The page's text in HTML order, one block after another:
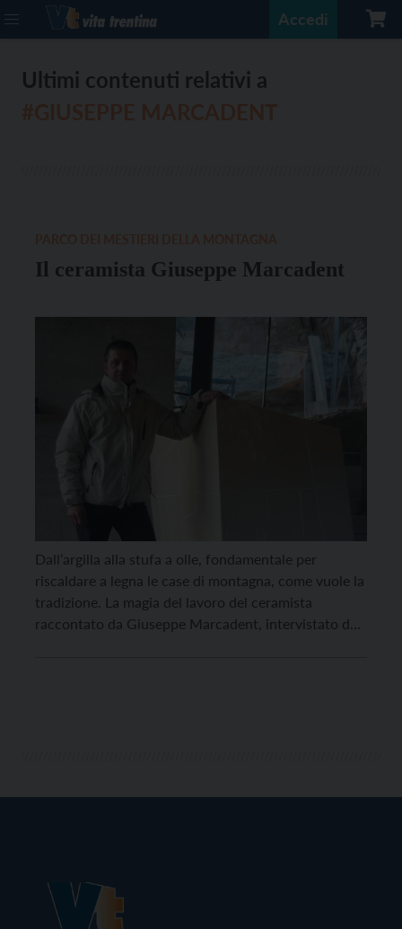
Accedi
Ultimi contenuti relativi a
Il ceramista Giuseppe Marcadent
Dall’argilla alla stufa a olle, fondamentale per
riscaldare a legna le case di montagna, come vuole la
tradizione. La magia del lavoro del ceramista
raccontato da Giuseppe Marcadent, intervistato dai